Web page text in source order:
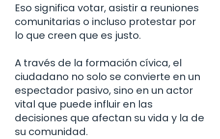
Eso significa votar, asistir a reuniones
comunitarias o incluso protestar por
lo que creen que es justo.
A través de la formación cívica, el
ciudadano no solo se convierte en un
espectador pasivo, sino en un actor
vital que puede influir en las
decisiones que afectan su vida y la de
su comunidad.